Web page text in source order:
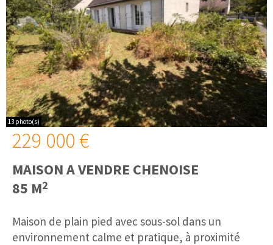
13 photo(s)
229 000 €
MAISON A VENDRE CHENOISE
85 M2
Maison de plain pied avec sous-sol dans un
environnement calme et pratique, à proximité